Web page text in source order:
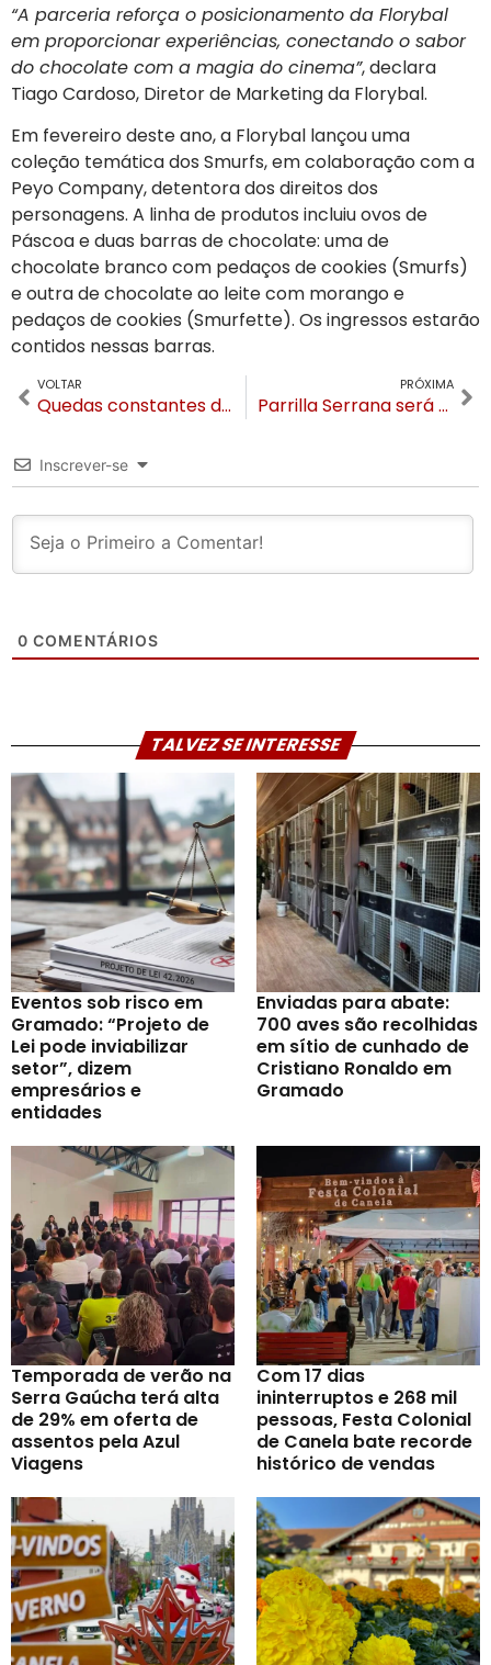
“A parceria reforça o posicionamento da Florybal
em proporcionar experiências, conectando o sabor
do chocolate com a magia do cinema”, declara
Tiago Cardoso, Diretor de Marketing da Florybal.
Em fevereiro deste ano, a Florybal lançou uma
coleção temática dos Smurfs, em colaboração com a
Peyo Company, detentora dos direitos dos
personagens. A linha de produtos incluiu ovos de
Páscoa e duas barras de chocolate: uma de
chocolate branco com pedaços de cookies (Smurfs)
e outra de chocolate ao leite com morango e
pedaços de cookies (Smurfette). Os ingressos estarão
contidos nessas barras.
VOLTAR
Quedas constantes de energia em Gramado e Canela expõem sobrecarga do sistema elétrico em meio à onda de frio
PRÓXIMA
Parrilla Serrana será o primeiro evento de churrasco no Cânion Itaimbezinho
Inscrever-se
0 COMENTÁRIOS
TALVEZ SE INTERESSE
Eventos sob risco em
Gramado: “Projeto de
Lei pode inviabilizar
setor”, dizem
empresários e
entidades
Enviadas para abate:
700 aves são recolhidas
em sítio de cunhado de
Cristiano Ronaldo em
Gramado
Temporada de verão na
Serra Gaúcha terá alta
de 29% em oferta de
assentos pela Azul
Viagens
Com 17 dias
ininterruptos e 268 mil
pessoas, Festa Colonial
de Canela bate recorde
histórico de vendas